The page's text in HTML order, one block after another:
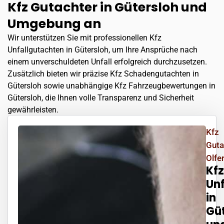
Kfz Gutachter in Gütersloh und
Umgebung an
Wir unterstützen Sie mit professionellen Kfz
Unfallgutachten in Gütersloh, um Ihre Ansprüche nach
einem unverschuldeten Unfall erfolgreich durchzusetzen.
Zusätzlich bieten wir präzise Kfz Schadengutachten in
Gütersloh sowie unabhängige Kfz Fahrzeugbewertungen in
Gütersloh, die Ihnen volle Transparenz und Sicherheit
gewährleisten.
Kfz
Kfz
in